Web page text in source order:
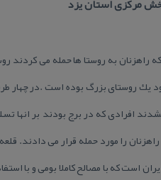
راهزنان به روستا ها حمله می كردند
یك روستای بزرگ بوده است .در چهار
افرادی كه در برج بودند بر انها
است كه با مصالح كاملا بومی و با